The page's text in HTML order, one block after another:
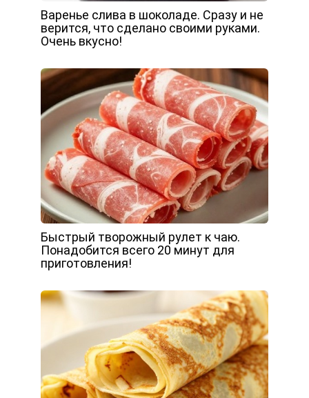
Варенье слива в шоколаде. Сразу и не
верится, что сделано своими руками.
Очень вкусно!
Быстрый творожный рулет к чаю.
Понадобится всего 20 минут для
приготовления!